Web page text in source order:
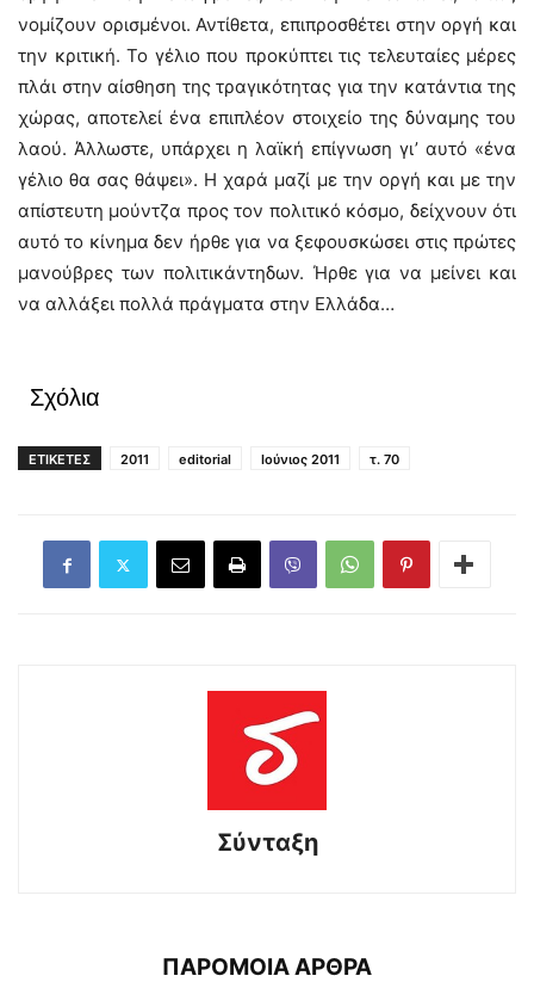
νομίζουν ορισμένοι. Αντίθετα, επιπροσθέτει στην οργή και
την κριτική. Το γέλιο που προκύπτει τις τελευταίες μέρες
πλάι στην αίσθηση της τραγικότητας για την κατάντια της
χώρας, αποτελεί ένα επιπλέον στοιχείο της δύναμης του
λαού. Άλλωστε, υπάρχει η λαϊκή επίγνωση γι’ αυτό «ένα
γέλιο θα σας θάψει». Η χαρά μαζί με την οργή και με την
απίστευτη μούντζα προς τον πολιτικό κόσμο, δείχνουν ότι
αυτό το κίνημα δεν ήρθε για να ξεφουσκώσει στις πρώτες
μανούβρες των πολιτικάντηδων. Ήρθε για να μείνει και
να αλλάξει πολλά πράγματα στην Ελλάδα…
Σχόλια
ΕΤΙΚΕΤΕΣ 2011 editorial Ιούνιος 2011 τ. 70
Σύνταξη
ΠΑΡΟΜΟΙΑ ΑΡΘΡΑ